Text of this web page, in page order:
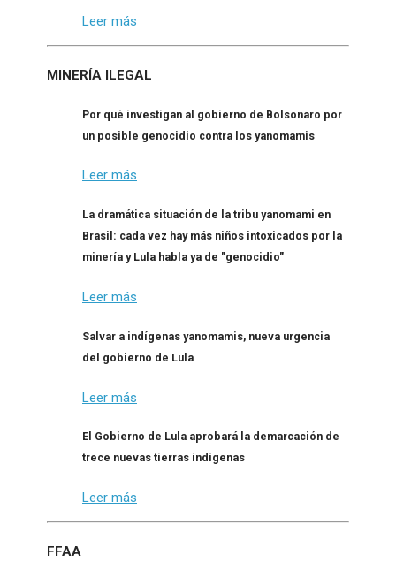
Leer más
MINERÍA ILEGAL
Por qué investigan al gobierno de Bolsonaro por
un posible genocidio contra los yanomamis
Leer más
La dramática situación de la tribu yanomami en
Brasil: cada vez hay más niños intoxicados por la
minería y Lula habla ya de "genocidio"
Leer más
Salvar a indígenas yanomamis, nueva urgencia
del gobierno de Lula
Leer más
El Gobierno de Lula aprobará la demarcación de
trece nuevas tierras indígenas
Leer más
FFAA